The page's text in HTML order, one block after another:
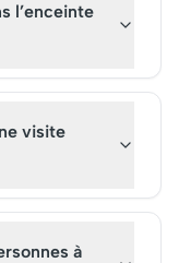
l’enceinte
visite
à